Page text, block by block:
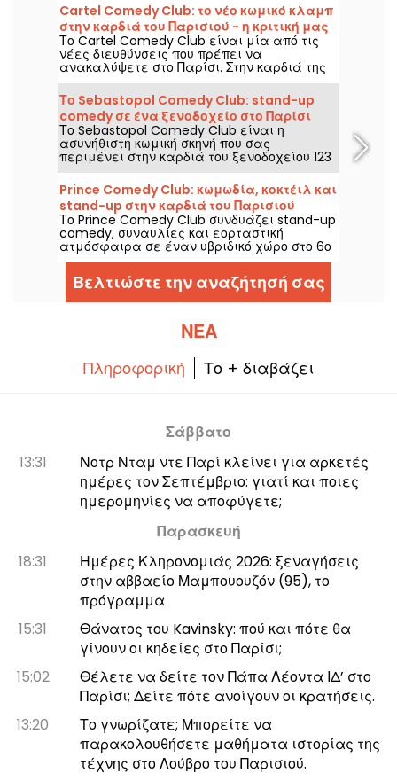
Cartel Comedy Club: το νέο κωμικό κλαμπ
στην καρδιά του Παρισιού - η κριτική μας
Το Cartel Comedy Club είναι μία από τις
νέες διευθύνσεις που πρέπει να
ανακαλύψετε στο Παρίσι. Στην καρδιά της
πρωτεύουσας, σε απόσταση αναπνοής από
το Hôtel de Ville, το Cartel Comedy Club
είναι επίσης μπαρ και εστιατόριο. Το
δοκιμάσαμε και σας δώσαμε την
ετυμηγορία μας!
Το Sebastopol Comedy Club: stand-up
comedy σε ένα ξενοδοχείο στο Παρίσι
Το Sebastopol Comedy Club είναι η
ασυνήθιστη κωμική σκηνή που σας
περιμένει στην καρδιά του ξενοδοχείου 123
Sebastopol στο Παρίσι. Στην καρδιά ενός
ξενοδοχείου, κάθε Σαββατοκύριακο θα
βρείτε μια stand-up σκηνή που θα
φιλοξενείται από καταξιωμένους
καλλιτέχνες.
Prince Comedy Club: κωμωδία, κοκτέιλ και
stand-up στην καρδιά του Παρισιού
Το Prince Comedy Club συνδυάζει stand-up
comedy, συναυλίες και εορταστική
ατμόσφαιρα σε έναν υβριδικό χώρο στο 6ο
διαμέρισμα. Μια διεύθυνση που πρέπει να
ανακαλύψετε για βραδιές γεμάτες γέλιο
και καλή διάθεση.
Βελτιώστε την αναζήτησή σας
ΝΈΑ
Πληροφορική Το + διαβάζει
Σάββατο
13:31
Νοτρ Νταμ ντε Παρί κλείνει για αρκετές
ημέρες τον Σεπτέμβριο: γιατί και ποιες
ημερομηνίες να αποφύγετε;
Παρασκευή
18:31
Ημέρες Κληρονομιάς 2026: ξεναγήσεις
στην αββαείο Μαμπουουζόν (95), το
πρόγραμμα
15:31
Θάνατος του Kavinsky: πού και πότε θα
γίνουν οι κηδείες στο Παρίσι;
15:02
Θέλετε να δείτε τον Πάπα Λέοντα ΙΔ’ στο
Παρίσι; Δείτε πότε ανοίγουν οι κρατήσεις.
13:20
Το γνωρίζατε; Μπορείτε να
παρακολουθήσετε μαθήματα ιστορίας της
τέχνης στο Λούβρο του Παρισιού.